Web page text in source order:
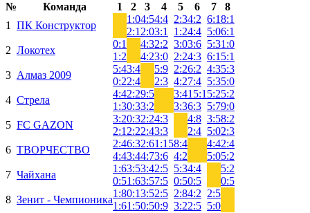
№ Команда 1 2 3 4 5 6 7
8
1 ПК Конструктор
1:0
2:1
4:5
2:0
4:4
3:1
2:3
1:2
4:2
4:4
6:1
5:0
8:1
6:1
2 Локотех
0:1
1:2
4:3
4:2
2:2
3:0
3:0
2:2
3:6
4:3
5:3
6:1
1:0
5:1
3 Алмаз 2009
5:4
0:2
3:4
2:4
5:9
2:3
2:2
4:2
6:2
7:4
4:3
5:3
5:3
5:0
4 Стрела
4:4
1:3
2:2
0:3
9:5
3:2
3:4
3:3
15:1
6:3
5:2
5:7
5:2
9:0
5 FC GAZON
3:2
2:1
0:3
2:2
2:2
2:4
4:3
3:3
4:8
2:4
3:5
5:0
8:2
2:3
6 ТВОРЧЕСТВО
2:4
4:4
6:3
3:4
2:6
4:7
1:15
3:6
8:4
4:2
4:4
5:0
2:4
5:2
7 Чайхана
1:6
0:5
3:5
1:6
3:4
3:5
2:5
7:5
5:3
0:5
4:4
0:5
5:2
0:5
8 Зенит - Чемпионика
1:8
1:6
0:1
1:5
3:5
0:5
2:5
0:9
2:8
3:2
4:2
2:5
2:5
5:0